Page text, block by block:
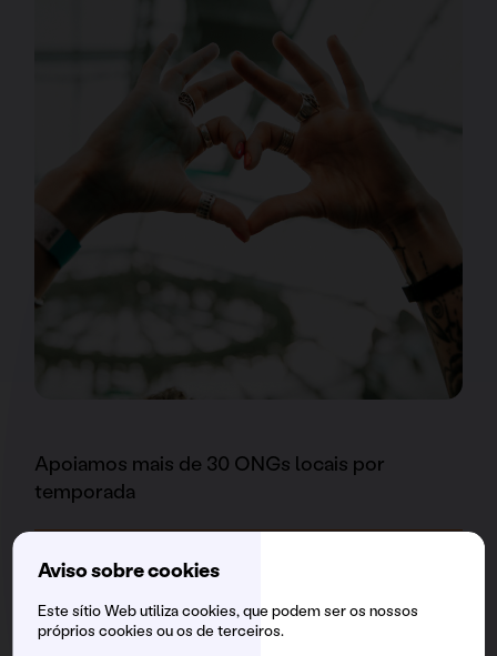
Apoiamos mais de 30 ONGs locais por
temporada
Geramos empregos com mais de 7.750
um percentual de inclusão social
Aviso sobre cookies
Este sítio Web utiliza cookies, que podem ser os nossos
próprios cookies ou os de terceiros.